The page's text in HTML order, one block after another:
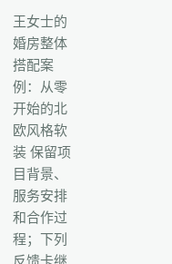
王女士的
婚房整体
搭配案
例：从零
开始的北
欧风格软
装 保留项
目背景、
服务安排
和合作过
程；下列
反馈卡继